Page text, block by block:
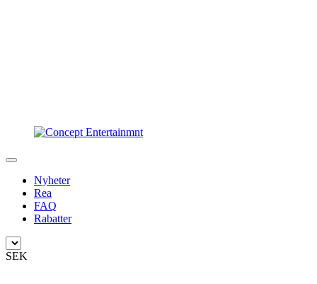
Nyheter
Rea
FAQ
Rabatter
SEK